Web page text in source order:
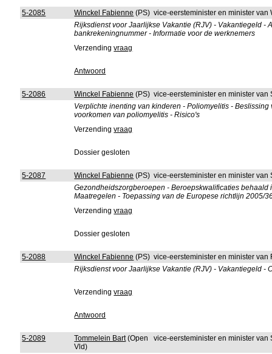
5-2085 Winckel Fabienne (PS) vice-eersteminister en minister
Rijksdienst voor Jaarlijkse Vakantie (RJV) - Vakantiegeld
bankrekeningnummer - Informatie voor de werknemers
Verzendingvraag
Antwoord
5-2086 Winckel Fabienne (PS) vice-eersteminister en minister
Verplichte inenting van kinderen - Poliomyelitis -
voorkomen van poliomyelitis - Risico's
Verzendingvraag
Dossier gesloten
5-2087 Winckel Fabienne (PS) vice-eersteminister en minister
Gezondheidszorgberoepen - Beroepskwalificaties
Maatregelen - Toepassing van de Europese richtlijn 2005/
Verzendingvraag
Dossier gesloten
5-2088 Winckel Fabienne (PS) vice-eersteminister en minister
Rijksdienst voor Jaarlijkse Vakantie (RJV) - Vakantiegeld -
Verzendingvraag
Antwoord
5-2089 Tommelein Bart(Open
Vld)
vice-eersteminister en minister